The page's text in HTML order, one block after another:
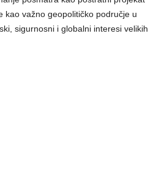
kao važno geopolitičko područje u
sigurnosni i globalni interesi velikih